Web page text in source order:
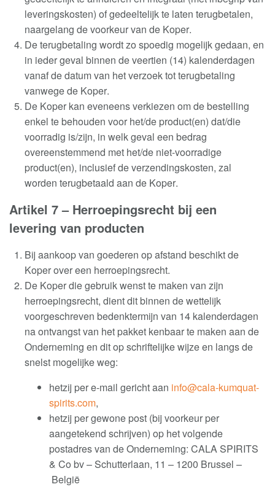
leveringskosten) of gedeeltelijk te laten terugbetalen,
naargelang de voorkeur van de Koper.
De terugbetaling wordt zo spoedig mogelijk gedaan, en
in ieder geval binnen de veertien (14) kalenderdagen
vanaf de datum van het verzoek tot terugbetaling
vanwege de Koper.
De Koper kan eveneens verkiezen om de bestelling
enkel te behouden voor het/de product(en) dat/die
voorradig is/zijn, in welk geval een bedrag
overeenstemmend met het/de niet-voorradige
product(en), inclusief de verzendingskosten, zal
worden terugbetaald aan de Koper.
Artikel 7 – Herroepingsrecht bij een
levering van producten
Bij aankoop van goederen op afstand beschikt de
Koper over een herroepingsrecht.
De Koper die gebruik wenst te maken van zijn
herroepingsrecht, dient dit binnen de wettelijk
voorgeschreven bedenktermijn van 14 kalenderdagen
na ontvangst van het pakket kenbaar te maken aan de
Onderneming en dit op schriftelijke wijze en langs de
snelst mogelijke weg:
hetzij per e-mail gericht aan info@cala-kumquat-
spirits.com,
hetzij per gewone post (bij voorkeur per
aangetekend schrijven) op het volgende
postadres van de Onderneming: CALA SPIRITS
& Co bv– Schutterlaan, 11 – 1200 Brussel –
België